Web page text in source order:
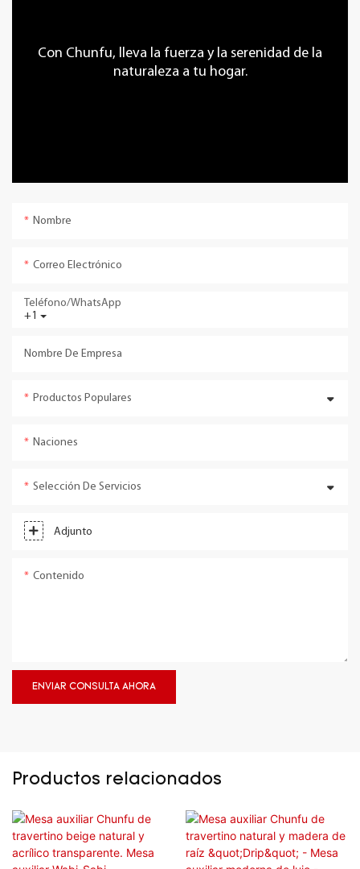
Con Chunfu, lleva la fuerza y ​​la serenidad de la
naturaleza a tu hogar.
Nombre
Correo Electrónico
+1
Teléfono/WhatsApp
Nombre De Empresa
Productos Populares
Naciones
Selección De Servicios
Adjunto
Contenido
ENVIAR CONSULTA AHORA
Productos relacionados